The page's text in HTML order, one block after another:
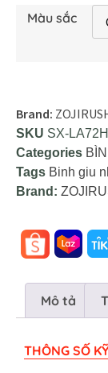
Màu sắc
Brand:
SKU SX-LA72H
Categories
Tags Binh giu
Brand:
Mô tả
THÔNG SỐ